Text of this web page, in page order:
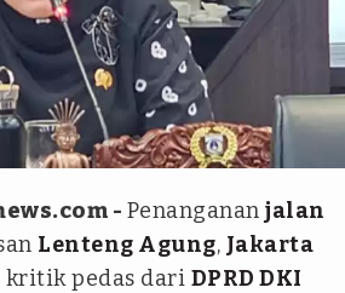
- Penanganan jalan
Lenteng Agung, Jakarta
kritik pedas dari DPRD DKI